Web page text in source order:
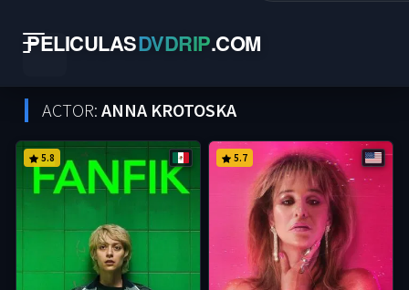
PELICULASDVDRIP.COM
ACTOR: ANNA KROTOSKA
5.8 5.7